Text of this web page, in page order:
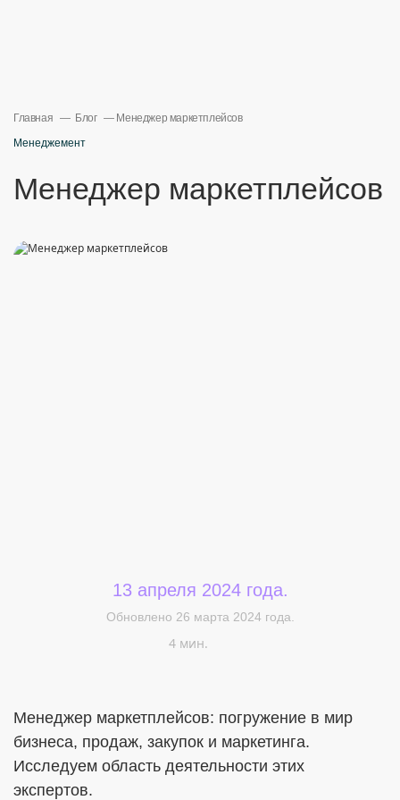
Меня интересует...
Главная Блог
Менеджер маркетплейсов
Менеджемент
Менеджер маркетплейсов
13 апреля 2024 года.
Обновлено 26 марта 2024 года.
4 мин.
Менеджер маркетплейсов: погружение в мир
бизнеса, продаж, закупок и маркетинга.
Исследуем область деятельности этих
экспертов.